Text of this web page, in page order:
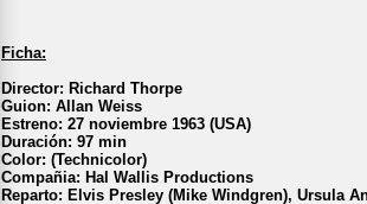
Ficha:
Director: Richard Thorpe
Guion: Allan Weiss
Estreno: 27 noviembre 1963 (USA)
Duración: 97 min
Color: (Technicolor)
Compañia: Hal Wallis Productions
Reparto: Elvis Presley (Mike Windgren), Ursula